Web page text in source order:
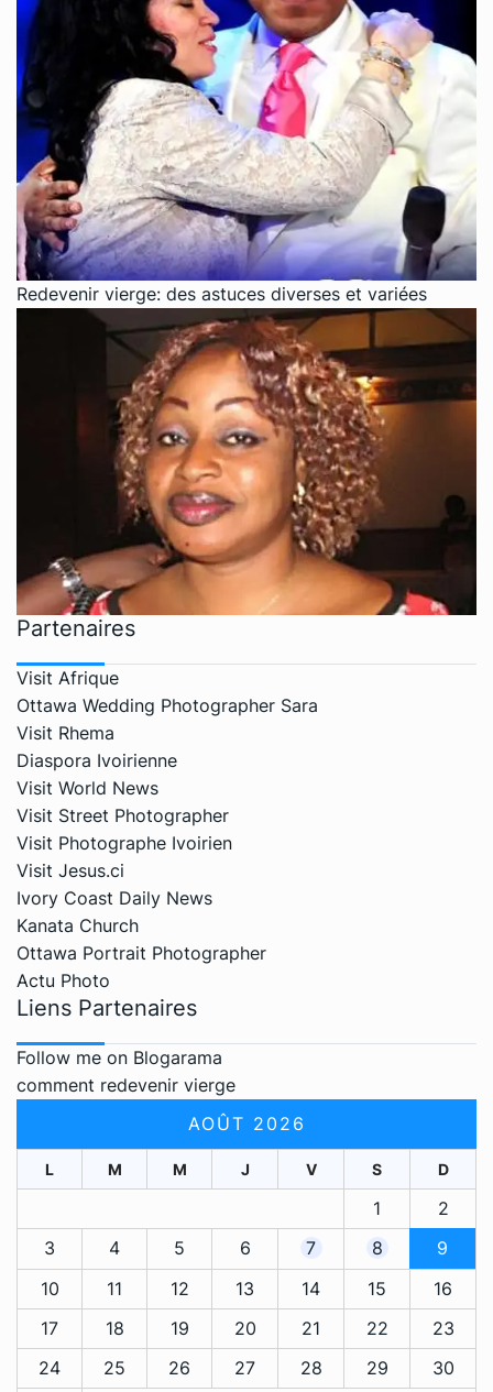
Redevenir vierge: des astuces diverses et variées
Partenaires
Visit Afrique
Ottawa Wedding Photographer Sara
Visit Rhema
Diaspora Ivoirienne
Visit World News
Visit Street Photographer
Visit Photographe Ivoirien
Visit Jesus.ci
Ivory Coast Daily News
Kanata Church
Ottawa Portrait Photographer
Actu Photo
Liens Partenaires
Follow me on Blogarama
comment redevenir vierge
AOÛT 2026
L M M J V S D
1
2
3
4 5 6 7 8
9
10
11 12 13 14 15
16
17
18 19 20 21 22
23
24
25 26 27 28 29
30